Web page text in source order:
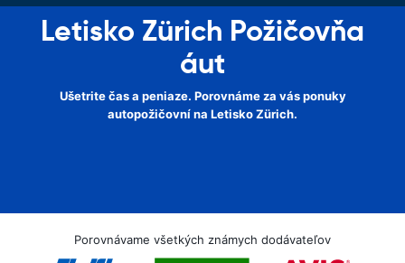
Letisko Zürich Požičovňa
áut
Ušetrite čas a peniaze. Porovnáme za vás ponuky
autopožičovní na Letisko Zürich.
Porovnávame všetkých známych dodávateľov